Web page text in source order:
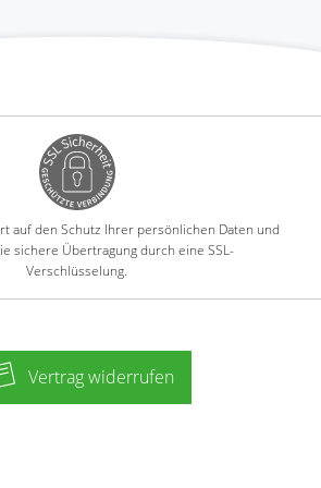
auf den Schutz Ihrer persönlichen Daten und
sichere Übertragung durch eine SSL-
Verschlüsselung.
Vertrag widerrufen